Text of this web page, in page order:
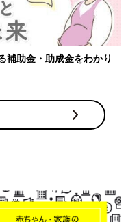
補助金・助成金をわかり